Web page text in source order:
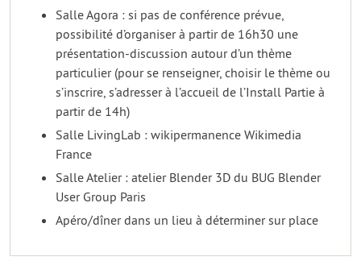
Salle Agora : si pas de conférence prévue,
possibilité d’organiser à partir de 16h30 une
présentation-discussion autour d’un thème
particulier (pour se renseigner, choisir le thème ou
s’inscrire, s’adresser à l’accueil de l’Install Partie à
partir de 14h)
Salle LivingLab : wikipermanence Wikimedia
France
Salle Atelier : atelier Blender 3D du BUG Blender
User Group Paris
Apéro/dîner dans un lieu à déterminer sur place